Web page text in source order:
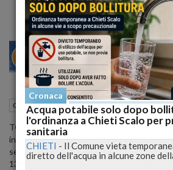
22 27
Cronaca nazionale 05 Marzo 2015
TORINO - "Tutti giudicano senza
incazzata", a parlare è la ragazza di 16 anni
sesso nel bagno della discoteca Loud di
13 febbraio.
Cronaca
Acqua potabile solo dopo
l'ordinanza a Chieti Scalo per
sanitaria
CHIETI - Il Comune vieta
diretto dell'acqua in alcune zone